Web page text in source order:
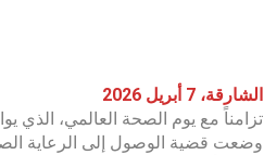
الشارقة، 7 أبريل 2026
تزامناً مع يوم الصحة العالمي، الذي